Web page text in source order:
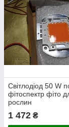
Світлодіод 50 W
фітоспектр фіто
рослин
1 472 ₴